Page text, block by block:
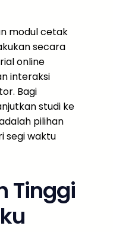
modul cetak
secara
online
interaksi
Bagi
studi ke
pilihan
segi waktu
Tinggi